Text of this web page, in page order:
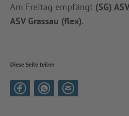
Am Freitag empfängt (SG)
ASV Grassau (flex).
Diese Seite teilen